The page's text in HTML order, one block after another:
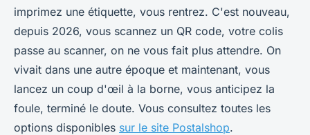
imprimez une étiquette, vous rentrez. C'est nouveau,
depuis 2026, vous scannez un QR code, votre colis
passe au scanner, on ne vous fait plus attendre. On
vivait dans une autre époque et maintenant, vous
lancez un coup d'œil à la borne, vous anticipez la
foule, terminé le doute. Vous consultez toutes les
options disponibles sur le site Postalshop.